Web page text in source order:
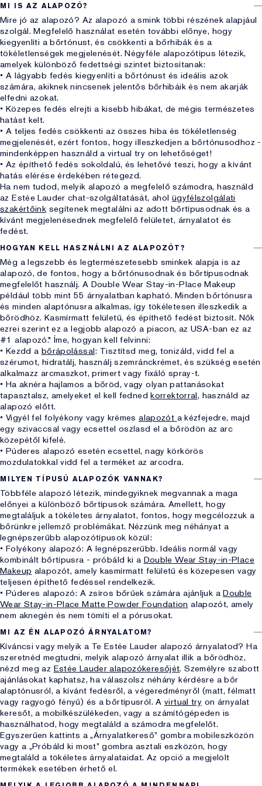
MI IS AZ ALAPOZÓ?
Mire jó az alapozó? Az alapozó a smink többi részének alapjául
szolgál. Megfelelő használat esetén további előnye, hogy
kiegyenlíti a bőrtónust, és csökkenti a bőrhibák és a
tökéletlenségek megjelenését. Négyféle alapozótípus létezik,
amelyek különböző fedettségi szintet biztosítanak:
• A lágyabb fedés kiegyenlíti a bőrtónust és ideális azok
számára, akiknek nincsenek jelentős bőrhibáik és nem akarják
elfedni azokat.
• Közepes fedés elrejti a kisebb hibákat, de mégis természetes
hatást kelt.
• A teljes fedés csökkenti az összes hiba és tökéletlenség
megjelenését, ezért fontos, hogy illeszkedjen a bőrtónusodhoz -
mindenképpen használd a virtual try on lehetőséget!
• Az építhető fedés sokoldalú, és lehetővé teszi, hogy a kívánt
hatás elérése érdekében rétegezd.
Ha nem tudod, melyik alapozó a megfelelő számodra, használd
az Estée Lauder chat-szolgáltatását, ahol ügyfélszolgálati
szakértőink segítenek megtalálni az adott bőrtípusodnak és a
kívánt megjelenésednek megfelelő felületet, árnyalatot és
fedést.
HOGYAN KELL HASZNÁLNI AZ ALAPOZÓT?
Még a legszebb és legtermészetesebb sminkek alapja is az
alapozó, de fontos, hogy a bőrtónusodnak és bőrtípusodnak
megfelelőt használj. A Double Wear Stay-in-Place Makeup
például több mint 55 árnyalatban kapható. Minden bőrtónusra
és minden alaptónusra alkalmas, így tökéletesen illeszkedik a
bőrödhöz. Kasmírmatt felületű, és építhető fedést biztosít. Nők
ezrei szerint ez a legjobb alapozó a piacon, az USA-ban ez az
#1 alapozó.* Íme, hogyan kell felvinni:
• Kezdd a bőrápolással: Tisztítsd meg, tonizáld, vidd fel a
szérumot, hidratálj, használj szemránckrémet, és szükség esetén
alkalmazz arcmaszkot, primert vagy fixáló spray-t.
• Ha aknéra hajlamos a bőröd, vagy olyan pattanásokat
tapasztalsz, amelyeket el kell fednedkorrektorral, használd az
alapozó előtt.
• Vigyél fel folyékony vagy krémesalapozót a kézfejedre, majd
egy szivaccsal vagy ecsettel oszlasd el a bőrödön az arc
közepétől kifelé.
• Púderes alapozó esetén ecsettel, nagy körkörös
mozdulatokkal vidd fel a terméket az arcodra.
MILYEN TÍPUSÚ ALAPOZÓK VANNAK?
Többféle alapozó létezik, mindegyiknek megvannak a maga
előnyei a különböző bőrtípusok számára. Amellett, hogy
megtaláljuk a tökéletes árnyalatot, fontos, hogy megcélozzuk a
bőrünkre jellemző problémákat. Nézzünk meg néhányat a
legnépszerűbb alapozótípusok közül:
• Folyékony alapozó: A legnépszerűbb. Ideális normál vagy
kombinált bőrtípusra - próbáld ki a Double Wear Stay-in-Place
Makeup alapozót, amely kasmírmatt felületű és közepesen vagy
teljesen építhető fedéssel rendelkezik.
• Púderes alapozó: A zsíros bőrűek számára ajánljuk aDouble
Wear Stay-in-Place Matte Powder Foundation alapozót, amely
nem aknegén és nem tömíti el a pórusokat.
MI AZ ÉN ALAPOZÓ ÁRNYALATOM?
Kíváncsi vagy melyik a Te Estée Lauder alapozó árnyalatod? Ha
szeretnéd megtudni, melyik alapozó árnyalat illik a bőrödhöz,
nézd meg az Estée Lauder alapozókeresőjét. Személyre szabott
ajánlásokat kaphatsz, ha válaszolsz néhány kérdésre a bőr
alaptónusról, a kívánt fedésről, a végeredményről (matt, félmatt
vagy ragyogó fényű) és a bőrtípusról. A virtual try on árnyalat
keresőt, a mobilkészülékeden, vagy a számítógépeden is
használhatod, hogy megtaláld a számodra megfelelőt.
Egyszerűen kattints a „Árnyalatkereső” gombra mobileszközön
vagy a „Próbáld ki most” gombra asztali eszközön, hogy
megtaláld a tökéletes árnyalataidat. Az opció a megjelölt
termékek esetében érhető el.